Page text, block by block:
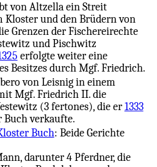
von Altzella ein Streit
Kloster und den Brüdern von
Grenzen der Fischereirechte
und Pischwitz
erfolgte weiter eine
Besitzes durch Mgf. Friedrich.
von Leisnig in einem
Mgf. Friedrich II. die
(3 fertones), die er 1333
Buch verkaufte.
Buch: Beide Gerichte
darunter 4 Pferdner, die